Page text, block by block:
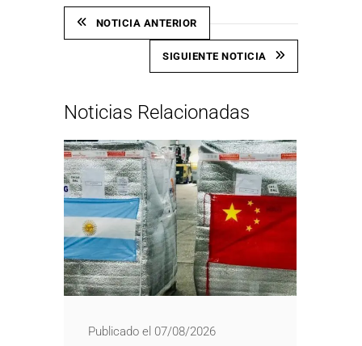
NOTICIA ANTERIOR
SIGUIENTE NOTICIA
Noticias Relacionadas
Publicado el 07/08/2026